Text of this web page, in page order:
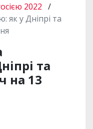
2022 /
як у Дніпрі та
та
на 13